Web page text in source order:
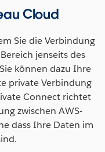
Cloud
Sie die Verbindung
jenseits des
können dazu Ihre
private Verbindung
Connect richtet
zwischen AWS-
dass Ihre Daten im